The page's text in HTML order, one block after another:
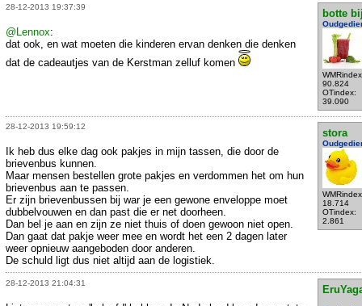
28-12-2013 19:37:39
botte
90.824
OTindex:
39.090
@Lennox:
dat ook, en wat moeten die kinderen ervan denken die denken
dat de cadeautjes van de Kerstman zelluf komen
28-12-2013 19:59:12
stora
18.714
OTindex:
2.861
Ik heb dus elke dag ook pakjes in mijn tassen, die door de
brievenbus kunnen.
Maar mensen bestellen grote pakjes en verdommen het om hun
brievenbus aan te passen.
Er zijn brievenbussen bij war je een gewone enveloppe moet
dubbelvouwen en dan past die er net doorheen.
Dan bel je aan en zijn ze niet thuis of doen gewoon niet open.
Dan gaat dat pakje weer mee en wordt het een 2 dagen later
weer opnieuw aangeboden door anderen.
De schuld ligt dus niet altijd aan de logistiek.
28-12-2013 21:04:31